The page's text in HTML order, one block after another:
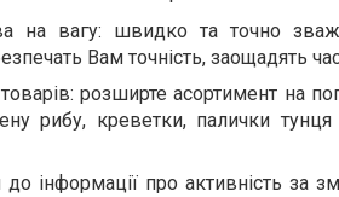
на вагу: швидко та точно
Вам точність, заощадять
розширте асортимент на
рибу, креветки, палички
інформації про активність за